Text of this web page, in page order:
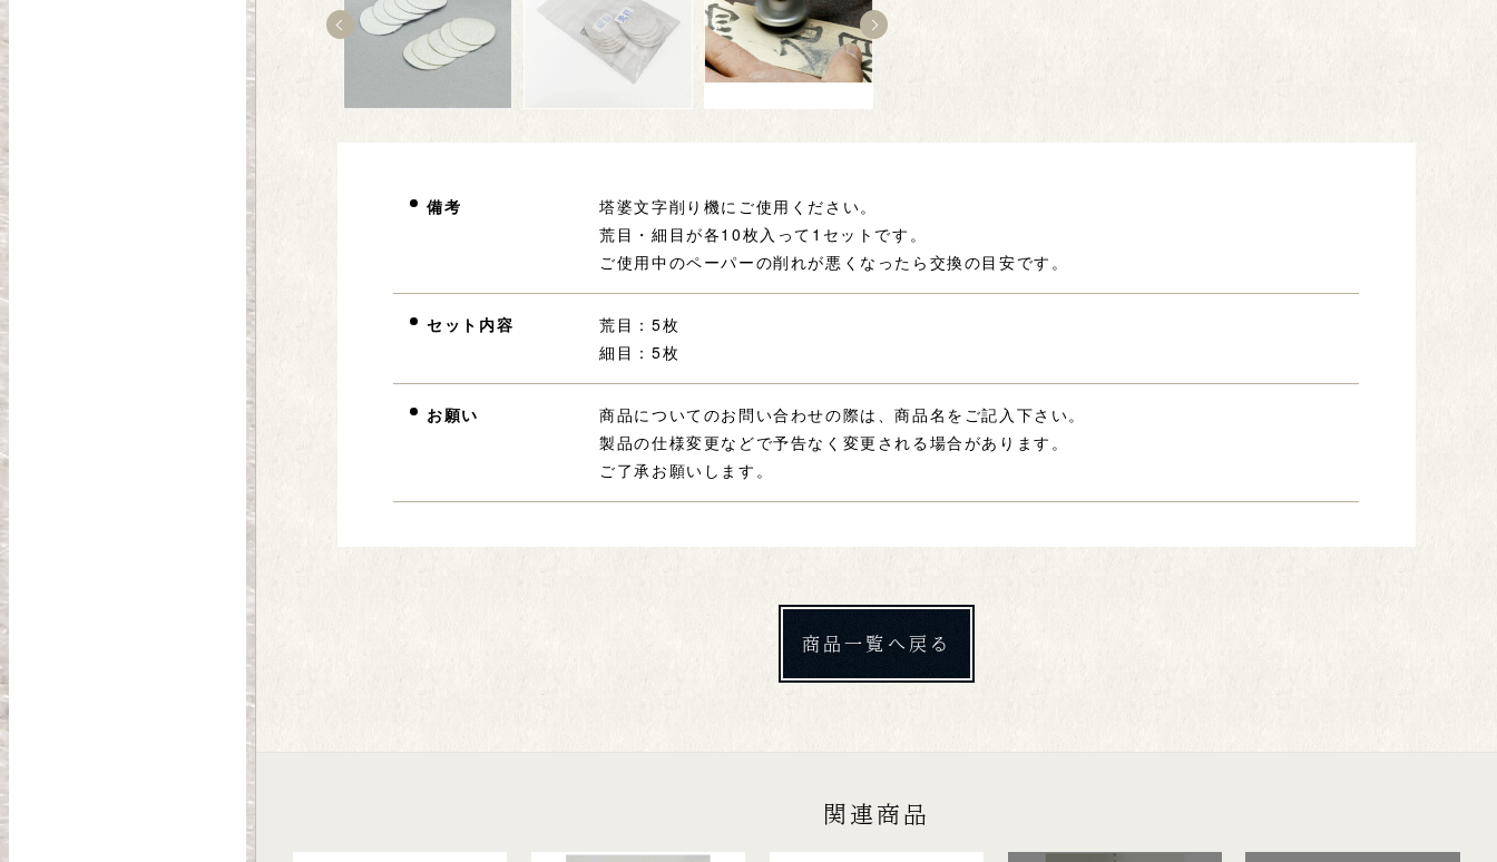
備考
塔婆文字削り機にご使用ください。
荒目・細目が各10枚入って1セットです。
ご使用中のペーパーの削れが悪くなったら交換の目安です。
セット内容
荒目：5枚
細目：5枚
お願い
商品についてのお問い合わせの際は、商品名をご記入下さい。
製品の仕様変更などで予告なく変更される場合があります。
ご了承お願いします。
商品一覧へ戻る
関連商品